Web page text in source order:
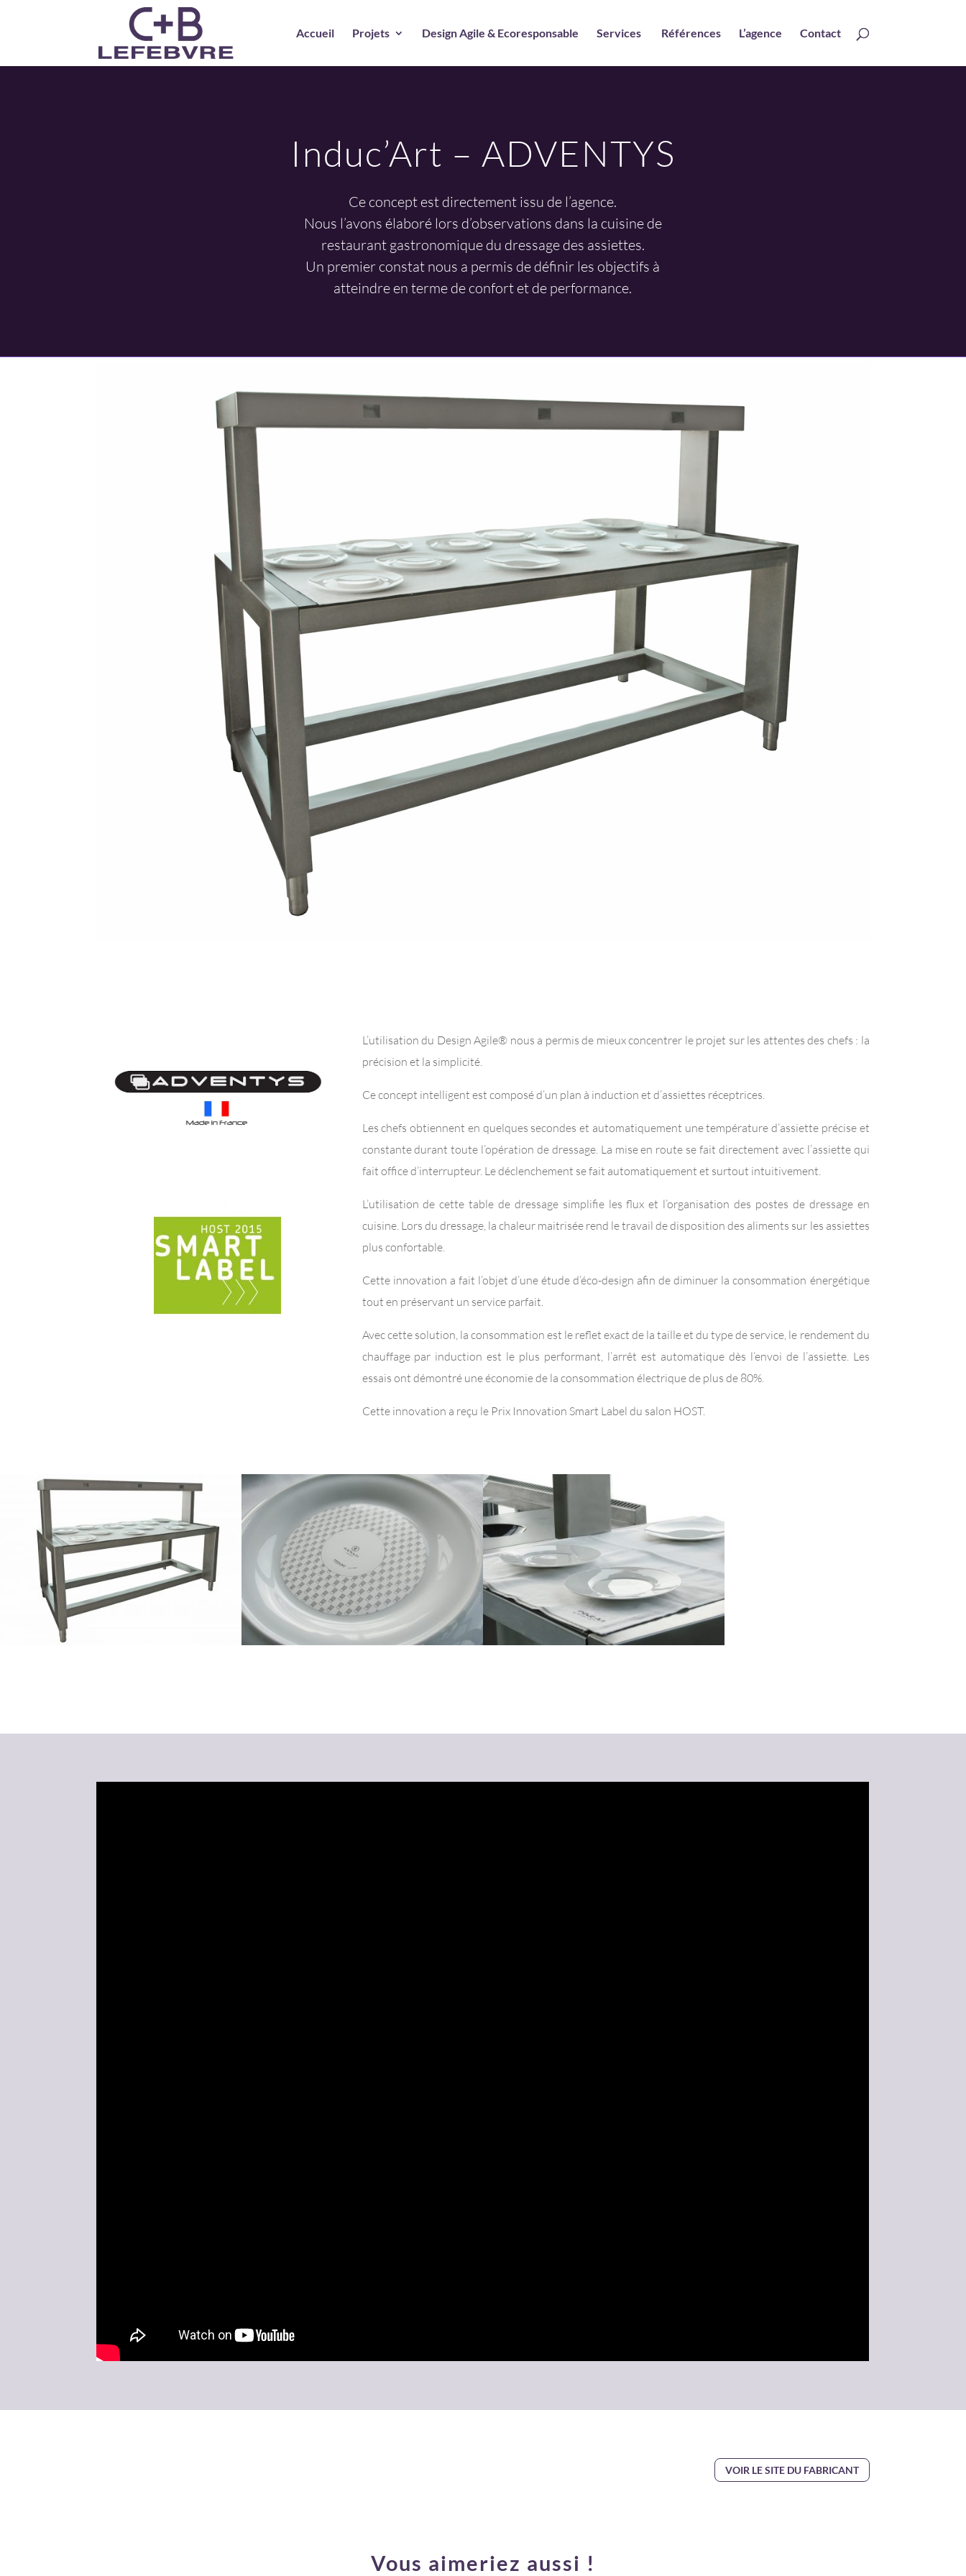
Accueil Projets Design Agile & Ecoresponsable Services Références L’agence Contact
Induc’Art – ADVENTYS
Ce concept est directement issu de l’agence.
Nous l’avons élaboré lors d’observations dans la cuisine de
restaurant gastronomique du dressage des assiettes.
Un premier constat nous a permis de définir les objectifs à
atteindre en terme de confort et de performance.
L’utilisation du Design Agile® nous a permis de mieux concentrer le projet sur les attentes des chefs : la
précision et la simplicité.
Ce concept intelligent est composé d’un plan à induction et d’assiettes réceptrices.
Les chefs obtiennent en quelques secondes et automatiquement une température d’assiette précise et
constante durant toute l’opération de dressage. La mise en route se fait directement avec l’assiette qui
fait office d’interrupteur. Le déclenchement se fait automatiquement et surtout intuitivement.
L’utilisation de cette table de dressage simplifie les flux et l’organisation des postes de dressage en
cuisine. Lors du dressage, la chaleur maitrisée rend le travail de disposition des aliments sur les assiettes
plus confortable.
Cette innovation a fait l’objet d’une étude d’éco-design afin de diminuer la consommation énergétique
tout en préservant un service parfait.
Avec cette solution, la consommation est le reflet exact de la taille et du type de service, le rendement du
chauffage par induction est le plus performant, l’arrêt est automatique dès l’envoi de l’assiette. Les
essais ont démontré une économie de la consommation électrique de plus de 80%.
Cette innovation a reçu le Prix Innovation Smart Label du salon HOST.
VOIR LE SITE DU FABRICANT
Vous aimeriez aussi !